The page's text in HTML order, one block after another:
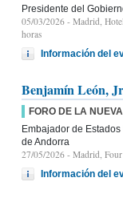
Presidente del
05/03/2026 - Madrid,
horas
Información del
Benjamín León,
FORO DE LA
Embajador de
de Andorra
27/05/2026 - Madrid,
Información del